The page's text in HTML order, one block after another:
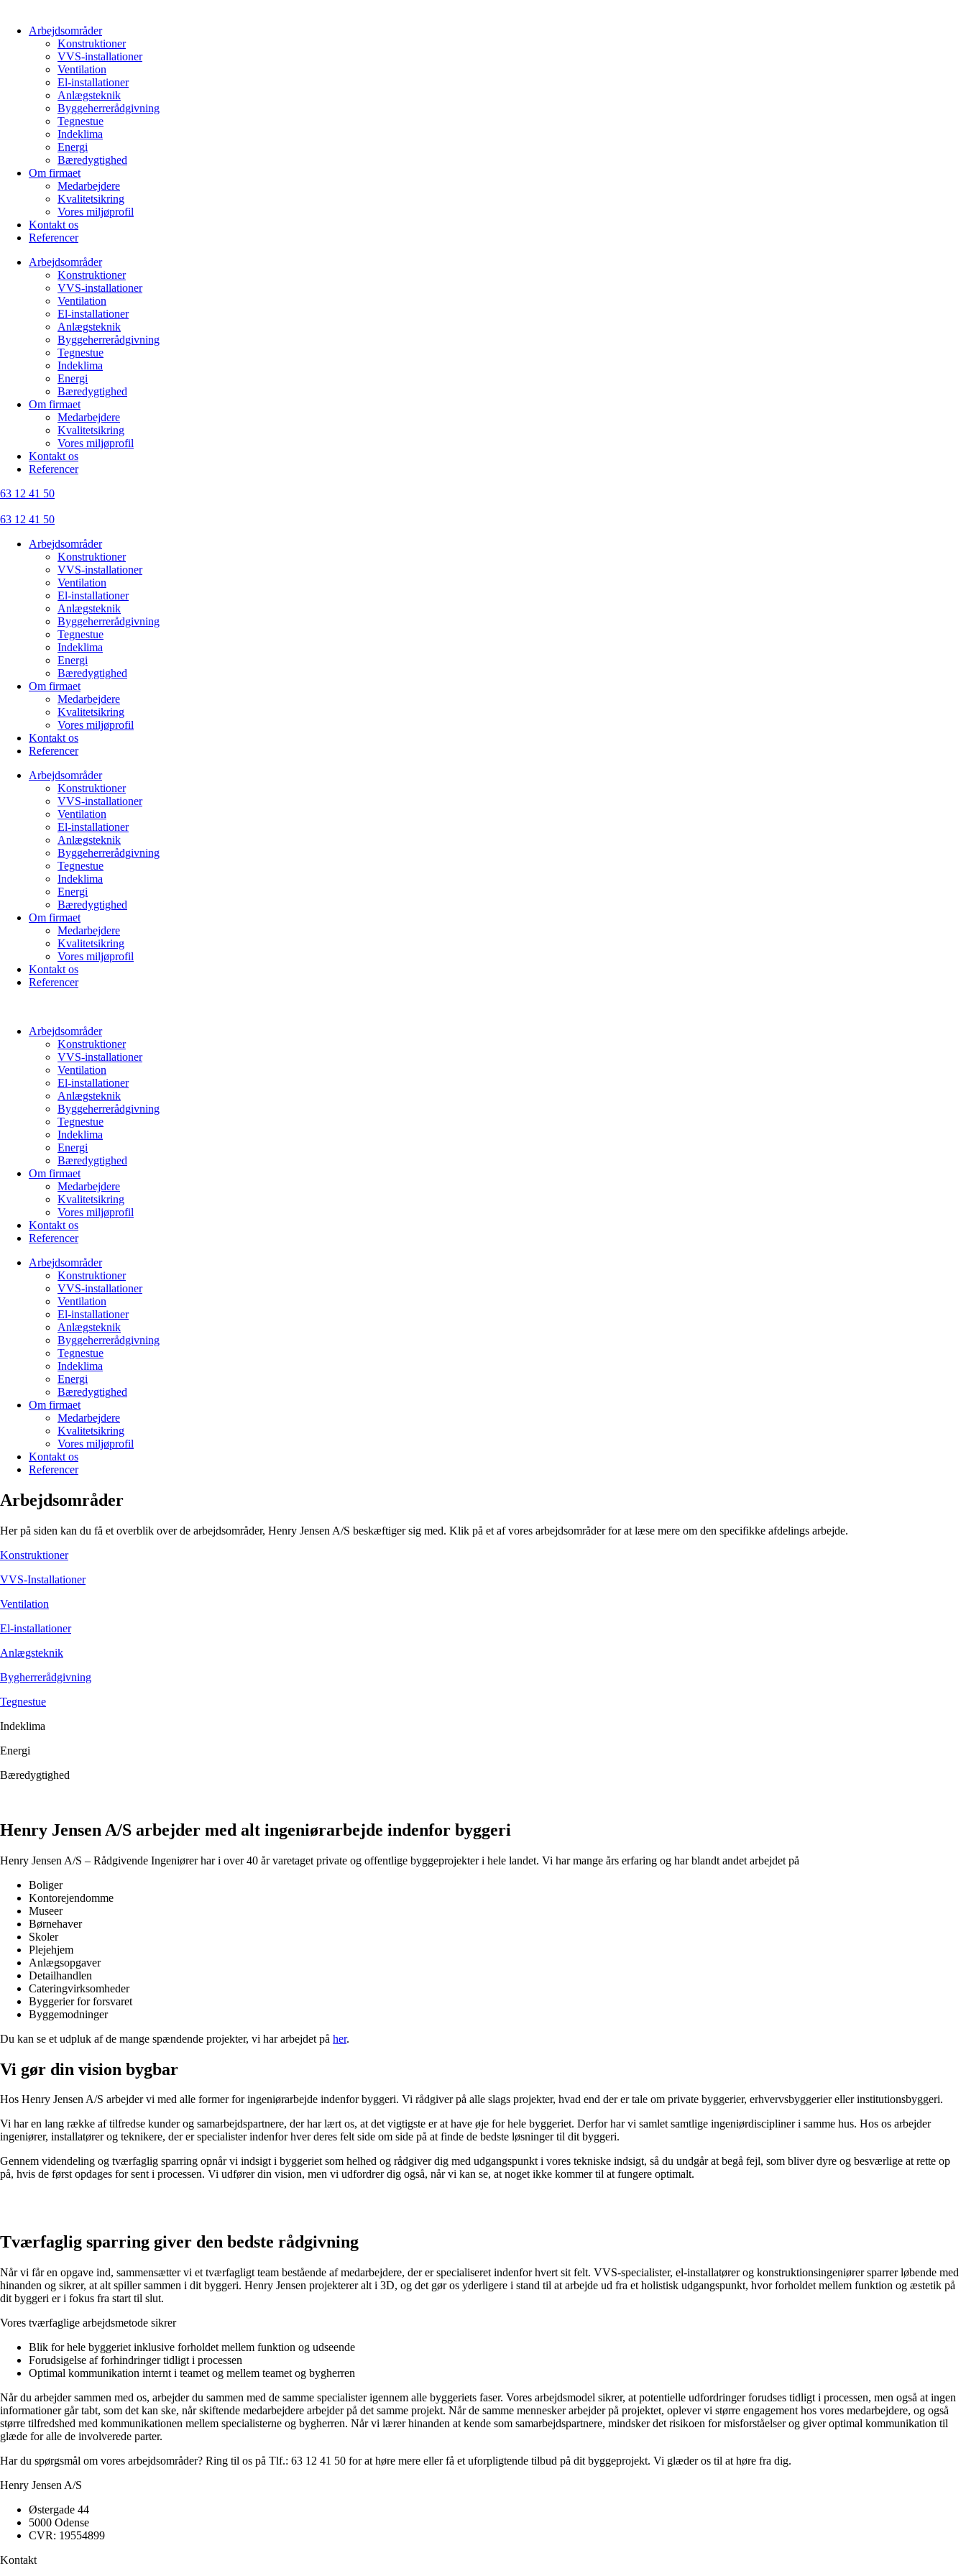
Arbejdsområder
Konstruktioner
VVS-installationer
Ventilation
El-installationer
Anlægsteknik
Byggeherrerådgivning
Tegnestue
Indeklima
Energi
Bæredygtighed
Om firmaet
Medarbejdere
Kvalitetsikring
Vores miljøprofil
Kontakt os
Referencer
Arbejdsområder
Konstruktioner
VVS-installationer
Ventilation
El-installationer
Anlægsteknik
Byggeherrerådgivning
Tegnestue
Indeklima
Energi
Bæredygtighed
Om firmaet
Medarbejdere
Kvalitetsikring
Vores miljøprofil
Kontakt os
Referencer
63 12 41 50
63 12 41 50
Arbejdsområder
Konstruktioner
VVS-installationer
Ventilation
El-installationer
Anlægsteknik
Byggeherrerådgivning
Tegnestue
Indeklima
Energi
Bæredygtighed
Om firmaet
Medarbejdere
Kvalitetsikring
Vores miljøprofil
Kontakt os
Referencer
Arbejdsområder
Konstruktioner
VVS-installationer
Ventilation
El-installationer
Anlægsteknik
Byggeherrerådgivning
Tegnestue
Indeklima
Energi
Bæredygtighed
Om firmaet
Medarbejdere
Kvalitetsikring
Vores miljøprofil
Kontakt os
Referencer
Arbejdsområder
Konstruktioner
VVS-installationer
Ventilation
El-installationer
Anlægsteknik
Byggeherrerådgivning
Tegnestue
Indeklima
Energi
Bæredygtighed
Om firmaet
Medarbejdere
Kvalitetsikring
Vores miljøprofil
Kontakt os
Referencer
Arbejdsområder
Konstruktioner
VVS-installationer
Ventilation
El-installationer
Anlægsteknik
Byggeherrerådgivning
Tegnestue
Indeklima
Energi
Bæredygtighed
Om firmaet
Medarbejdere
Kvalitetsikring
Vores miljøprofil
Kontakt os
Referencer
Arbejdsområder
Her på siden kan du få et overblik over de arbejdsområder, Henry Jensen A/S beskæftiger sig med. Klik på et af vores arbejdsområder for at læse mere om den specifikke afdelings arbejde.
Konstruktioner
VVS-Installationer
Ventilation
El-installationer
Anlægsteknik
Bygherrerådgivning
Tegnestue
Indeklima
Energi
Bæredygtighed
Henry Jensen A/S arbejder med alt ingeniørarbejde indenfor byggeri
Henry Jensen A/S – Rådgivende Ingeniører har i over 40 år varetaget private og offentlige byggeprojekter i hele landet. Vi har mange års erfaring og har blandt andet arbejdet på
Boliger
Kontorejendomme
Museer
Børnehaver
Skoler
Plejehjem
Anlægsopgaver
Detailhandlen
Cateringvirksomheder
Byggerier for forsvaret
Byggemodninger
Du kan se et udpluk af de mange spændende projekter, vi har arbejdet på her.
Vi gør din vision bygbar
Hos Henry Jensen A/S arbejder vi med alle former for ingeniørarbejde indenfor byggeri. Vi rådgiver på alle slags projekter, hvad end der er tale om private byggerier, erhvervsbyggerier eller institutionsbyggeri.
Vi har en lang række af tilfredse kunder og samarbejdspartnere, der har lært os, at det vigtigste er at have øje for hele byggeriet. Derfor har vi samlet samtlige ingeniørdiscipliner i samme hus. Hos os arbejder
ingeniører, installatører og teknikere, der er specialister indenfor hver deres felt side om side på at finde de bedste løsninger til dit byggeri.
Gennem videndeling og tværfaglig sparring opnår vi indsigt i byggeriet som helhed og rådgiver dig med udgangspunkt i vores tekniske indsigt, så du undgår at begå fejl, som bliver dyre og besværlige at rette op
på, hvis de først opdages for sent i processen. Vi udfører din vision, men vi udfordrer dig også, når vi kan se, at noget ikke kommer til at fungere optimalt.
Tværfaglig sparring giver den bedste rådgivning
Når vi får en opgave ind, sammensætter vi et tværfagligt team bestående af medarbejdere, der er specialiseret indenfor hvert sit felt. VVS-specialister, el-installatører og konstruktionsingeniører sparrer løbende med
hinanden og sikrer, at alt spiller sammen i dit byggeri. Henry Jensen projekterer alt i 3D, og det gør os yderligere i stand til at arbejde ud fra et holistisk udgangspunkt, hvor forholdet mellem funktion og æstetik på
dit byggeri er i fokus fra start til slut.
Vores tværfaglige arbejdsmetode sikrer
Blik for hele byggeriet inklusive forholdet mellem funktion og udseende
Forudsigelse af forhindringer tidligt i processen
Optimal kommunikation internt i teamet og mellem teamet og bygherren
Når du arbejder sammen med os, arbejder du sammen med de samme specialister igennem alle byggeriets faser. Vores arbejdsmodel sikrer, at potentielle udfordringer forudses tidligt i processen, men også at ingen
informationer går tabt, som det kan ske, når skiftende medarbejdere arbejder på det samme projekt. Når de samme mennesker arbejder på projektet, oplever vi større engagement hos vores medarbejdere, og også
større tilfredshed med kommunikationen mellem specialisterne og bygherren. Når vi lærer hinanden at kende som samarbejdspartnere, mindsker det risikoen for misforståelser og giver optimal kommunikation til
glæde for alle de involverede parter.
Har du spørgsmål om vores arbejdsområder? Ring til os på Tlf.: 63 12 41 50 for at høre mere eller få et uforpligtende tilbud på dit byggeprojekt. Vi glæder os til at høre fra dig.
Henry Jensen A/S
Østergade 44
5000 Odense
CVR: 19554899
Kontakt